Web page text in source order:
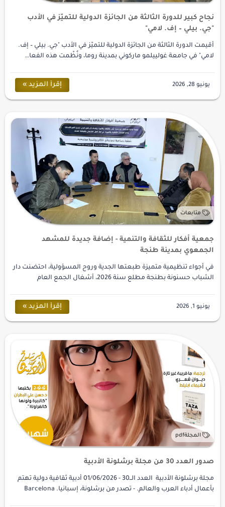
نجاح كبير للدورة الثالثة من الجائزة الدولية للتميّز في الأدب
"جي. بيلي – إف. لامي"
أُقيمت الدورة الثالثة من الجائزة الدولية للتميّز في الأدب "جي. بيلي – إف.
لامي" في جامعة غولييلمو ماركوني بمدينة روما، ونُظّمت هذه الفعا…
جمعية أفكار للثقافة والتنمية - إضافة جديدة للمشهد
الجمعوي بمدينة طنجة
في أجواء تنظيمية متميزة طبعتها الجدية وروح المسؤولية، احتضنت دار
الشباب حسنونة بطنجة مطلع سنة 2026، أشغال الجمع العام
صدور العدد 30 من مجلة برشلونة الأدبية
مجلة برشلونة الأدبية العدد الــ30 - 01/06/2026 أدبية ثقافية دولية تهتم
بأعمال أدباء العرب والعالم. - تصدر من برشلونة، إسبانيا. Barcelona